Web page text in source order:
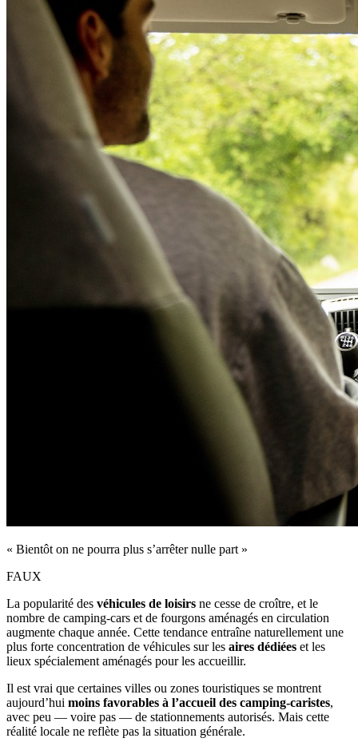
« Bientôt on ne pourra plus s’arrêter nulle part »
FAUX
La popularité des véhicules de loisirs ne cesse de croître, et le
nombre de camping‑cars et de fourgons aménagés en circulation
augmente chaque année. Cette tendance entraîne naturellement une
plus forte concentration de véhicules sur les aires dédiées et les
lieux spécialement aménagés pour les accueillir.
Il est vrai que certaines villes ou zones touristiques se montrent
aujourd’hui moins favorables à l’accueil des camping‑caristes,
avec peu — voire pas — de stationnements autorisés. Mais cette
réalité locale ne reflète pas la situation générale.